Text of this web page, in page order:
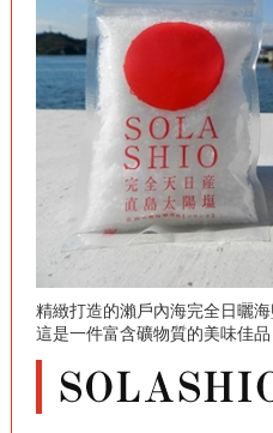
精緻打造的瀨戶內海完全日曬海
這是一件富含礦物質的美味佳品